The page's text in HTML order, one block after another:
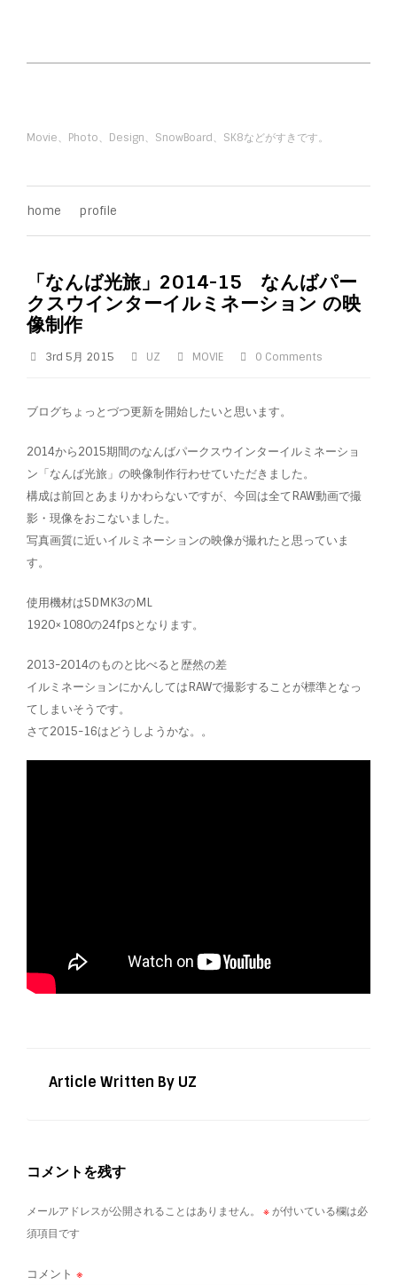
Movie、Photo、Design、SnowBoard、SK8などがすきです。
home profile
「なんば光旅」2014-15 なんばパー
クスウインターイルミネーション の映
像制作
3rd 5月 2015 UZ MOVIE 0 Comments
ブログちょっとづつ更新を開始したいと思います。
2014から2015期間のなんばパークスウインターイルミネーショ
ン「なんば光旅」の映像制作行わせていただきました。
構成は前回とあまりかわらないですが、今回は全てRAW動画で撮
影・現像をおこないました。
写真画質に近いイルミネーションの映像が撮れたと思っていま
す。
使用機材は5DMK3のML
1920×1080の24fpsとなります。
2013-2014のものと比べると歴然の差
イルミネーションにかんしてはRAWで撮影することが標準となっ
てしまいそうです。
さて2015-16はどうしようかな。。
Article Written By UZ
コメントを残す
メールアドレスが公開されることはありません。 ※が付いている欄は必
須項目です
コメント ※